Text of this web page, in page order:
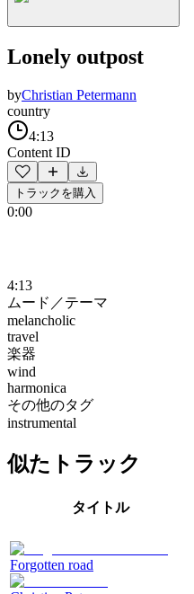
Lonely outpost
byChristian Petermann
country
4:13
Content ID
トラックを購入
0:00
4:13
ムード／テーマ
melancholic
travel
楽器
wind
harmonica
その他のタグ
instrumental
似たトラック
タイトル
Forgotten road